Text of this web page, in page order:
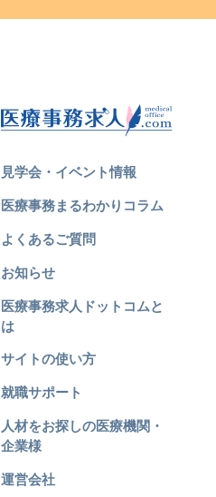
見学会・イベント情報
医療事務まるわかりコラム
よくあるご質問
お知らせ
医療事務求人ドットコムと
は
サイトの使い方
就職サポート
人材をお探しの医療機関・
企業様
運営会社